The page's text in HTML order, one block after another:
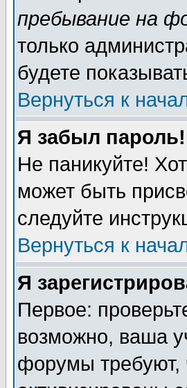
пребывание на
только
будете
Вернуться к
Я забыл пароль!
Не паникуйте!
может быть
следуйте
Вернуться к
Я
Первое:
возможно, ваша
форумы требуют,